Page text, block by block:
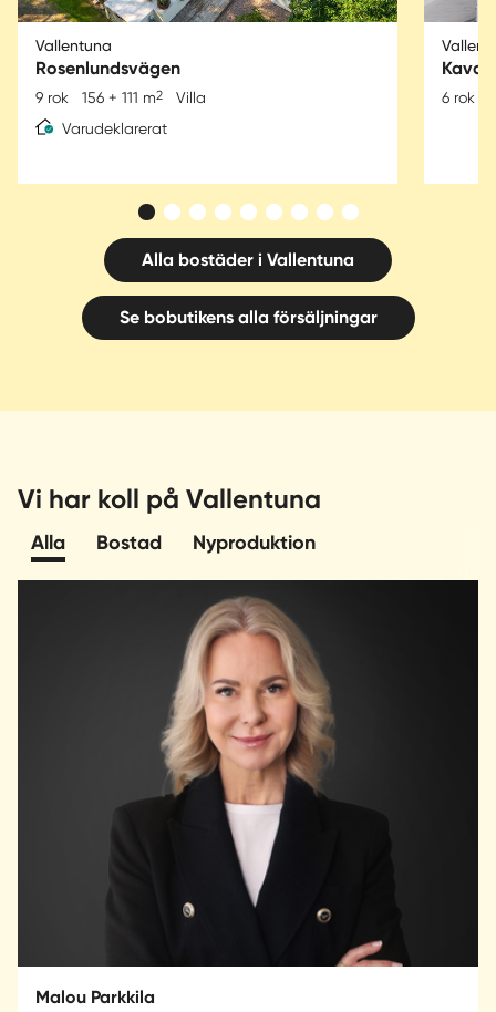
Vallentuna
Rosenlundsvägen
9 rok 156 + 111 m2
Villa
Varudeklarerat
6 rok
Alla bostäder i Vallentuna
Se bobutikens alla försäljningar
Vi har koll på Vallentuna
Alla Bostad Nyproduktion
Malou Parkkila